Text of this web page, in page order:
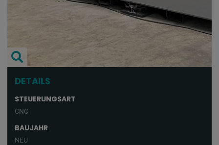
DETAILS
STEUERUNGSART
CNC
BAUJAHR
NEU